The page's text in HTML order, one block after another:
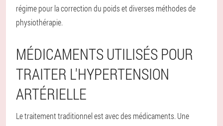
régime pour la correction du poids et diverses méthodes de
physiothérapie.
MÉDICAMENTS UTILISÉS POUR
TRAITER L'HYPERTENSION
ARTÉRIELLE
Le traitement traditionnel est avec des médicaments. Une